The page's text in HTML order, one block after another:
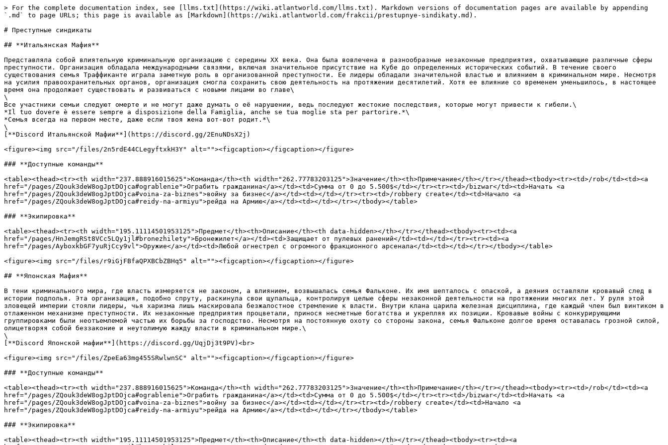
> For the complete documentation index, see [llms.txt](https://wiki.atlantworld.com/llms.txt). Markdown versions of documentation pages are available by appending
`.md` to page URLs; this page is available as [Markdown](https://wiki.atlantworld.com/frakcii/prestupnye-sindikaty.md).
# Преступные синдикаты
## **Итальянская Мафия**
Представляла собой влиятельную криминальную организацию с середины XX века. Она была вовлечена в разнообразные незаконные предприятия, охватывающие различные сферы
преступности. Организация обладала международными связями, включая значительное присутствие на Кубе до определенных исторических событий. В течение своего
существования семья Траффиканте играла заметную роль в организованной преступности. Ее лидеры обладали значительной властью и влиянием в криминальном мире. Несмотря
на усилия правоохранительных органов, организация смогла сохранить свою деятельность на протяжении десятилетий. Хотя ее влияние со временем уменьшилось, в настоящее
время она продолжает существовать и развиваться с новыми лицами во главе\
\
Все участники семьи следуют омерте и не могут даже думать о её нарушении, ведь последуют жестокие последствия, которые могут привести к гибели.\
*Il tuo dovere è essere sempre a disposizione della Famiglia, anche se tua moglie sta per partorire.*\
*Семья всегда на первом месте, даже если твоя жена вот-вот родит.*\
\
[**Discord Итальянской Мафии**](https://discord.gg/2EnuNDsX2j)
<figure><img src="/files/2n5rdE44CLegyftxkH3Y" alt=""><figcaption></figcaption></figure>
### **Доступные команды**
<table><thead><tr><th width="237.888916015625">Команда</th><th width="262.77783203125">Значение</th><th>Примечание</th></tr></thead><tbody><tr><td>/rob</td><td><a
href="/pages/ZQouk3deW8ogJptDOjca#ograblenie">Ограбить гражданина</a></td><td>Сумма от 0 до 5.500$</td></tr><tr><td>/bizwar</td><td>Начать <a
href="/pages/ZQouk3deW8ogJptDOjca#voina-za-biznes">войну за бизнес</a></td><td></td></tr><tr><td>/robbery create</td><td>Начало <a
href="/pages/ZQouk3deW8ogJptDOjca#reidy-na-armiyu">рейда на Армию</a></td><td></td></tr></tbody></table>
### **Экипировка**
<table><thead><tr><th width="195.11114501953125">Предмет</th><th>Описание</th><th data-hidden></th></tr></thead><tbody><tr><td><a
href="/pages/HnJemgRSt8VCc5LQy1jl#bronezhilety">Бронежилет</a></td><td>Защищает от пулевых ранений</td><td></td></tr><tr><td><a
href="/pages/AyboxkbGF7yuRjCcy9vl">Оружие</a></td><td>Любой огнестрел с огромного фракционного арсенала</td><td></td></tr></tbody></table>
<figure><img src="/files/r9iGjFBfaQPXBCbZBHq5" alt=""><figcaption></figcaption></figure>
## **Японская Мафия**
В тени криминального мира, где власть измеряется не законом, а влиянием, возвышалась семья Фальконе. Их имя шепталось с опаской, а деяния оставляли кровавый след в
истории подполья. Эта организация, подобно спруту, раскинула свои щупальца, контролируя целые сферы незаконной деятельности на протяжении многих лет. У руля этой
зловещей империи стояли лидеры, чья харизма лишь маскировала безжалостное стремление к власти. Внутри клана царила железная дисциплина, где каждый член был винтиком в
отлаженном механизме преступности. Их незаконные предприятия процветали, принося несметные богатства и укрепляя их позиции. Кровавые войны с конкурирующими
группировками были неотъемлемой частью их борьбы за господство. Несмотря на постоянную охоту со стороны закона, семья Фальконе долгое время оставалась грозной силой,
олицетворяя собой беззаконие и неутолимую жажду власти в криминальном мире.\
\
[**Discord Японской мафии**](https://discord.gg/UqjDj3t9PV)<br>
<figure><img src="/files/ZpeEa63mg455SRwlwnSC" alt=""><figcaption></figcaption></figure>
### **Доступные команды**
<table><thead><tr><th width="237.888916015625">Команда</th><th width="262.77783203125">Значение</th><th>Примечание</th></tr></thead><tbody><tr><td>/rob</td><td><a
href="/pages/ZQouk3deW8ogJptDOjca#ograblenie">Ограбить гражданина</a></td><td>Сумма от 0 до 5.500$</td></tr><tr><td>/bizwar</td><td>Начать <a
href="/pages/ZQouk3deW8ogJptDOjca#voina-za-biznes">войну за бизнес</a></td><td></td></tr><tr><td>/robbery create</td><td>Начало <a
href="/pages/ZQouk3deW8ogJptDOjca#reidy-na-armiyu">рейда на Армию</a></td><td></td></tr></tbody></table>
### **Экипировка**
<table><thead><tr><th width="195.11114501953125">Предмет</th><th>Описание</th><th data-hidden></th></tr></thead><tbody><tr><td><a